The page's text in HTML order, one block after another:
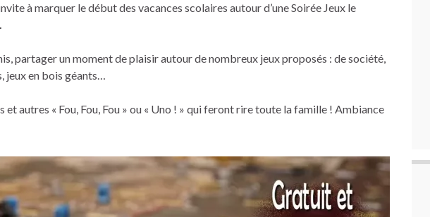
à marquer le début des vacances scolaires autour d’une Soirée Jeux le
partager un moment de plaisir autour de nombreux jeux proposés : de société,
jeux en bois géants…
et autres « Fou, Fou, Fou » ou « Uno ! » qui feront rire toute la famille ! Ambiance